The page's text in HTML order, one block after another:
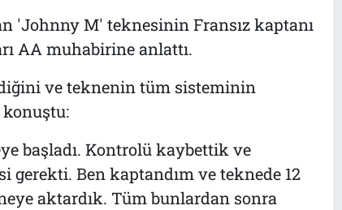
'Johnny M' teknesinin Fransız kaptanı
AA muhabirine anlattı.
ve teknenin tüm sisteminin
başladı. Kontrolü kaybettik ve
Ben kaptandım ve teknede 12
aktardık. Tüm bunlardan sonra